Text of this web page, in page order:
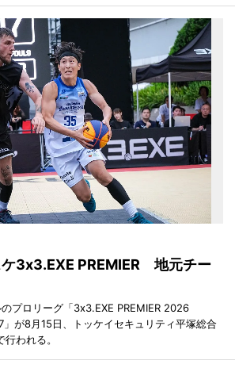
3x3.EXE PREMIER 地元チー
プロリーグ「3x3.EXE PREMIER 2026
」が8月15日、トッケイセキュリティ平塚総合
われる。